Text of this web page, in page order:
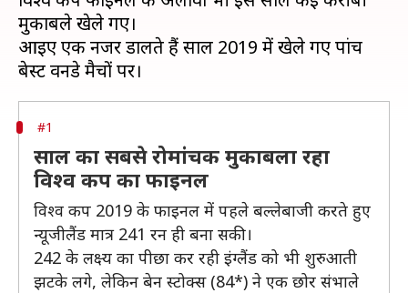
मुकाबले खेले गए।
आइए एक नजर डालते हैं साल 2019 में खेले गए पांच
#1
साल का सबसे रोमांचक मुकाबला रहा
विश्व कप का फाइनल
विश्व कप 2019 के फाइनल में पहले बल्लेबाजी करते हुए
न्यूजीलैंड मात्र 241 रन ही बना सकी।
242 के लक्ष्य का पीछा कर रही इंग्लैंड को भी शुरुआती
झटके लगे, लेकिन बेन स्टोक्स (84*) ने एक छोर संभाले